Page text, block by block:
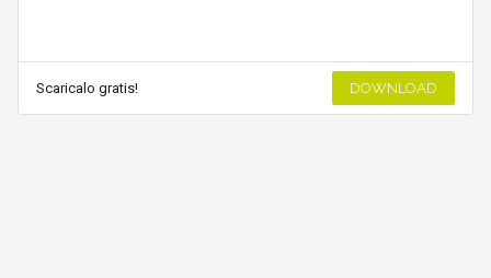
Scaricalo gratis! DOWNLOAD